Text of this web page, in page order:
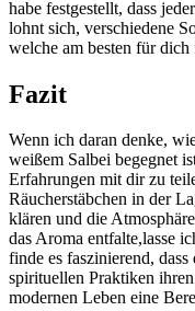
habe festgestellt, dass
‌lohnt sich, verschiedene
welche am besten ⁣für
Fazit
Wenn ich ​daran​ denke,
weißem ​Salbei begegnet
⁤Erfahrungen mit ​dir zu
Räucherstäbchen ‌in der
klären und die
⁤das Aroma entfalte,lasse
finde es faszinierend,
spirituellen ⁤Praktiken
modernen Leben eine